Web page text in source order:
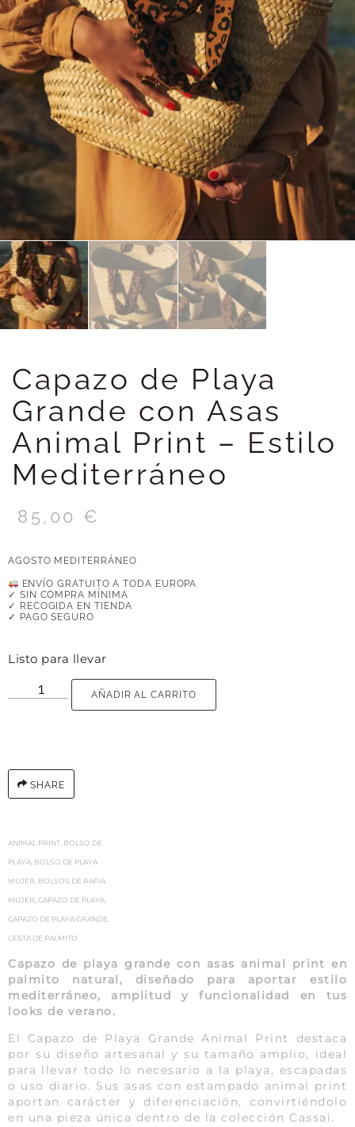
Capazo de Playa
Grande con Asas
Animal Print – Estilo
Mediterráneo
85,00 €
AGOSTO MEDITERRÁNEO
ENVÍO GRATUITO A TODA EUROPA
✓ SIN COMPRA MÍNIMA
✓ RECOGIDA EN TIENDA
✓ PAGO SEGURO
Listo para llevar
AÑADIR AL CARRITO
SHARE
ANIMAL PRINT, BOLSO DE
PLAYA, BOLSO DE PLAYA
MUJER, BOLSOS DE RAFIA
MUJER,CAPAZO DE PLAYA,
CAPAZO DE PLAYA GRANDE,
CESTA DE PALMITO
Capazo de playa grande con asas animal print en
palmito natural, diseñado para aportar estilo
mediterráneo, amplitud y funcionalidad en tus
looks de verano.
El Capazo de Playa Grande Animal Print destaca
por su diseño artesanal y su tamaño amplio, ideal
para llevar todo lo necesario a la playa, escapadas
o uso diario. Sus asas con estampado animal print
aportan carácter y diferenciación, convirtiéndolo
en una pieza única dentro de la colección Cassai.